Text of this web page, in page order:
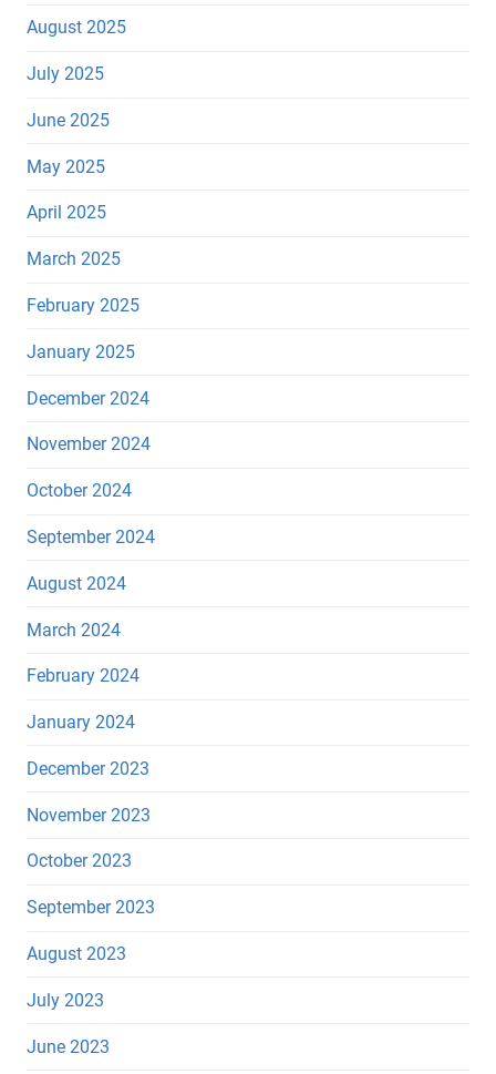
August 2025
July 2025
June 2025
May 2025
April 2025
March 2025
February 2025
January 2025
December 2024
November 2024
October 2024
September 2024
August 2024
March 2024
February 2024
January 2024
December 2023
November 2023
October 2023
September 2023
August 2023
July 2023
June 2023